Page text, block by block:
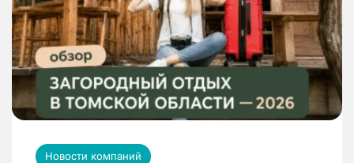
Новости компаний